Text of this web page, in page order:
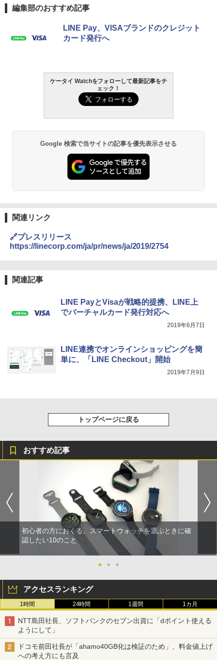
編集部のおすすめ記事
LINE Pay、VISAブランドのクレジット
カード発行へ
ケータイ Watchをフォローして最新記事をチ
ェック！
Google 検索で当サイトの記事を優先表示させる
関連リンク
🔗プレスリリース
https://linecorp.com/ja/pr/news/ja/2019/2754
関連記事
LINE PayとVisaが戦略的提携、LINE上
でバーチャルカード発行対応へ
2019年6月7日
LINE連携でオンラインショッピングを簡
単に、「LINE Checkout」開始
2019年7月9日
トップページに戻る
おすすめ記事
初心者の方におくる、スマートウォッチを選ぶときに確
認したい10のこと
● ● ●
アクセスランキング
1時間 24時間 1週間 1カ月
NTT島田社長、ソフトバンクのセブン出資に「dポイント使える
ようにして」
ドコモ前田社長が「ahamo40GB化は検証のため」、料金値上げ
への考え方にも言及